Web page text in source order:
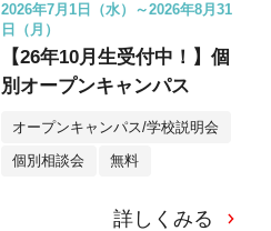
2026年7月1日（水）～2026年8月31
日（月）
【26年10月生受付中！】個
別オープンキャンパス
オープンキャンパス/学校説明会
個別相談会 無料
詳しくみる